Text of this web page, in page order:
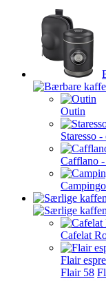
Outin
Staresso -
Cafflano
Cafelat
Flair
Flair 58